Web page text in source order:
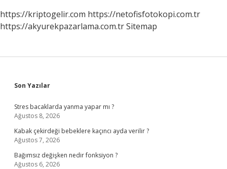
https://kriptogelir.com https://netofisfotokopi.com.tr
https://akyurekpazarlama.com.trSitemap
Sidebar
Son Yazılar
Stres bacaklarda yanma yapar mı ?
Ağustos 8, 2026
Kabak çekirdeği bebeklere kaçıncı ayda verilir ?
Ağustos 7, 2026
Bağımsız değişken nedir fonksiyon ?
Ağustos 6, 2026